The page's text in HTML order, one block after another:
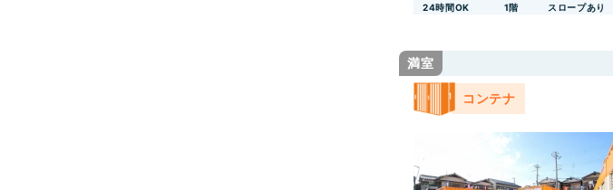
24時間OK 1階 スロープあり
満室
コンテナ